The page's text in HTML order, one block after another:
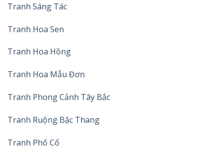
Tranh Sáng Tác
Tranh Hoa Sen
Tranh Hoa Hồng
Tranh Hoa Mẫu Đơn
Tranh Phong Cảnh Tây Bắc
Tranh Ruộng Bậc Thang
Tranh Phố Cổ